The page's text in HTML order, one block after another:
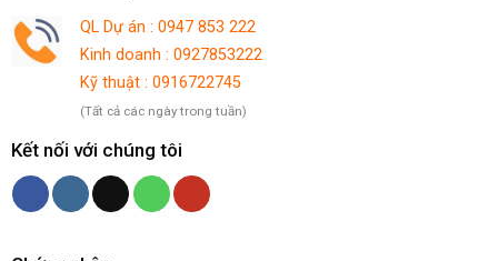
QL Dự án : 0947 853 222
Kinh doanh : 0927853222
Kỹ thuật : 0916722745
(Tất cả các ngày trong tuần)
Kết nối với chúng tôi